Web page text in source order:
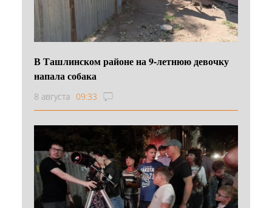
В Ташлинском районе на 9-летнюю девочку
напала собака
8 августа 09:33